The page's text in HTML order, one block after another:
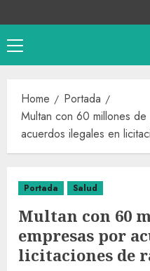
Home
Portada
Multan con 60 millones
acuerdos ilegales en
Portada Salud
Multan con 60
empresas por
licitaciones de